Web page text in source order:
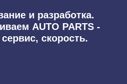
и разработка.
AUTO PARTS -
скорость.